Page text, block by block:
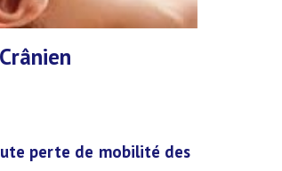
Crânien
perte de mobilité des